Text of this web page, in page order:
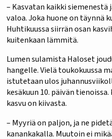
– Kasvatan kaikki
valoa. Joka huone on täynnä
Huhtikuussa siirrän osan
kuitenkaan lämmitä.
Lumen sulamista Haloset
hangelle. Vielä toukokuussa
istutetaan ulos
kesäkuun 10. päivän
kasvu on kiivasta.
– Myyriä on paljon, ja ne
kanankakalla. Muutoin ei